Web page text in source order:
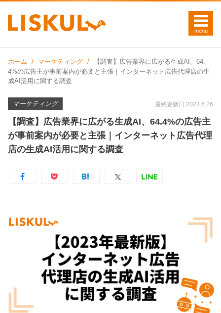
ホーム マーケティング
【調査】広告業界に広がる生成AI、64.
4%の広告主が事前案内が必要と主張｜インターネット広告代理店の生
成AI活用に関する調査
マーケティング 最終更新日:2023.6.26
【調査】広告業界に広がる生成AI、64.4%の広告主
が事前案内が必要と主張｜インターネット広告代理
店の生成AI活用に関する調査